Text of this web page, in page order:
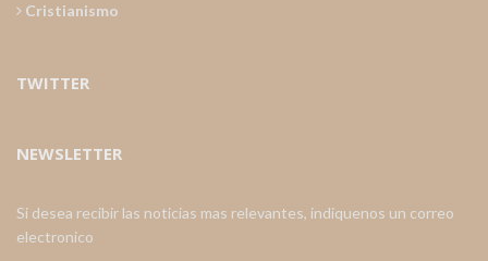
Cristianismo
TWITTER
NEWSLETTER
Si desea recibir las noticias mas relevantes, indiquenos un correo
electronico